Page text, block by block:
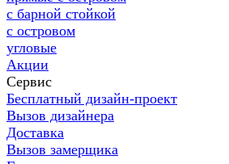
с барной стойкой
с островом
угловые
Акции
Сервис
Бесплатный дизайн-проект
Вызов дизайнера
Доставка
Вызов замерщика